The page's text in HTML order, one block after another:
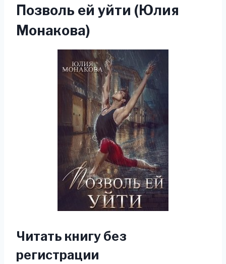
Позволь ей уйти (Юлия
Монакова)
Читать книгу без
регистрации